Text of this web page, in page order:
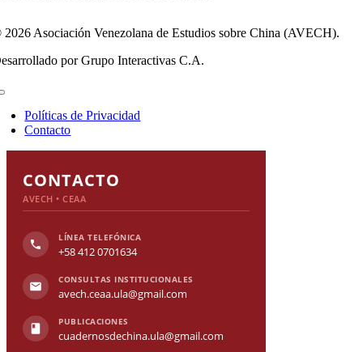
Asociación Venezolana de Estudios sobre China (AVECH).
por Grupo Interactivas C.A.
Políticas de Privacidad
Contacto
Bar
Area
CONTACTO
AVECH • CEAA
LÍNEA TELEFÓNICA
+58 412 0701634
CONSULTAS INSTITUCIONALES
avech.ceaa.ula@gmail.com
PUBLICACIONES
cuadernosdechina.ula@gmail.com